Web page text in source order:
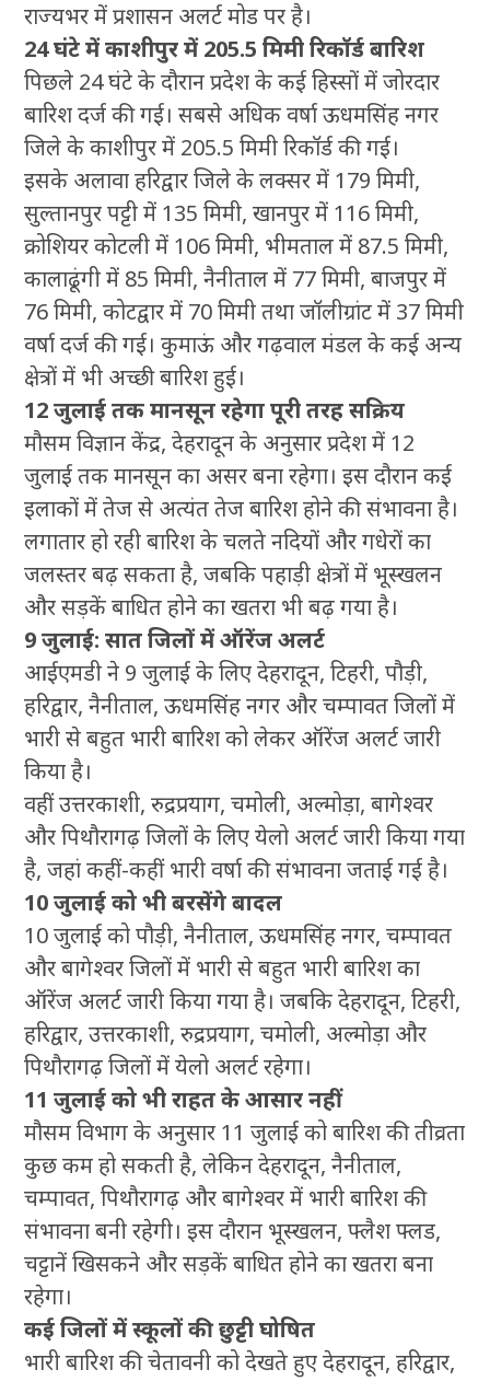
राज्यभर में प्रशासन अलर्ट मोड पर है।
24 घंटे में काशीपुर में 205.5 मिमी रिकॉर्ड बारिश
पिछले 24 घंटे के दौरान प्रदेश के कई हिस्सों में जोरदार
बारिश दर्ज की गई। सबसे अधिक वर्षा ऊधमसिंह नगर
जिले के काशीपुर में 205.5 मिमी रिकॉर्ड की गई।
इसके अलावा हरिद्वार जिले के लक्सर में 179 मिमी,
सुल्तानपुर पट्टी में 135 मिमी, खानपुर में 116 मिमी,
क्रोशियर कोटली में 106 मिमी, भीमताल में 87.5 मिमी,
कालाढूंगी में 85 मिमी, नैनीताल में 77 मिमी, बाजपुर में
76 मिमी, कोटद्वार में 70 मिमी तथा जॉलीग्रांट में 37 मिमी
वर्षा दर्ज की गई। कुमाऊं और गढ़वाल मंडल के कई अन्य
क्षेत्रों में भी अच्छी बारिश हुई।
12 जुलाई तक मानसून रहेगा पूरी तरह सक्रिय
मौसम विज्ञान केंद्र, देहरादून के अनुसार प्रदेश में 12
जुलाई तक मानसून का असर बना रहेगा। इस दौरान कई
इलाकों में तेज से अत्यंत तेज बारिश होने की संभावना है।
लगातार हो रही बारिश के चलते नदियों और गधेरों का
जलस्तर बढ़ सकता है, जबकि पहाड़ी क्षेत्रों में भूस्खलन
और सड़कें बाधित होने का खतरा भी बढ़ गया है।
9 जुलाई: सात जिलों में ऑरेंज अलर्ट
आईएमडी ने 9 जुलाई के लिए देहरादून, टिहरी, पौड़ी,
हरिद्वार, नैनीताल, ऊधमसिंह नगर और चम्पावत जिलों में
भारी से बहुत भारी बारिश को लेकर ऑरेंज अलर्ट जारी
किया है।
वहीं उत्तरकाशी, रुद्रप्रयाग, चमोली, अल्मोड़ा, बागेश्वर
और पिथौरागढ़ जिलों के लिए येलो अलर्ट जारी किया गया
है, जहां कहीं-कहीं भारी वर्षा की संभावना जताई गई है।
10 जुलाई को भी बरसेंगे बादल
10 जुलाई को पौड़ी, नैनीताल, ऊधमसिंह नगर, चम्पावत
और बागेश्वर जिलों में भारी से बहुत भारी बारिश का
ऑरेंज अलर्ट जारी किया गया है। जबकि देहरादून, टिहरी,
हरिद्वार, उत्तरकाशी, रुद्रप्रयाग, चमोली, अल्मोड़ा और
पिथौरागढ़ जिलों में येलो अलर्ट रहेगा।
11 जुलाई को भी राहत के आसार नहीं
मौसम विभाग के अनुसार 11 जुलाई को बारिश की तीव्रता
कुछ कम हो सकती है, लेकिन देहरादून, नैनीताल,
चम्पावत, पिथौरागढ़ और बागेश्वर में भारी बारिश की
संभावना बनी रहेगी। इस दौरान भूस्खलन, फ्लैश फ्लड,
चट्टानें खिसकने और सड़कें बाधित होने का खतरा बना
रहेगा।
कई जिलों में स्कूलों की छुट्टी घोषित
भारी बारिश की चेतावनी को देखते हुए देहरादून, हरिद्वार,